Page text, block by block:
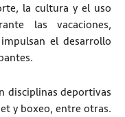
la cultura y el uso
las vacaciones,
el desarrollo
disciplinas deportivas
y boxeo, entre otras.